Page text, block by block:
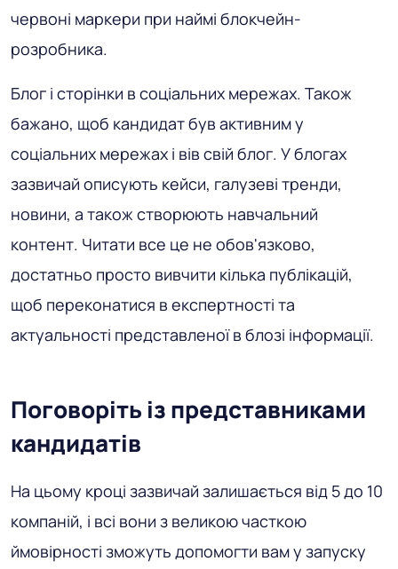
червоні маркери при наймі блокчейн-
розробника.
Блог і сторінки в соціальних мережах. Також
бажано, щоб кандидат був активним у
соціальних мережах і вів свій блог. У блогах
зазвичай описують кейси, галузеві тренди,
новини, а також створюють навчальний
контент. Читати все це не обов'язково,
достатньо просто вивчити кілька публікацій,
щоб переконатися в експертності та
актуальності представленої в блозі інформації.
Поговоріть із представниками
кандидатів
На цьому кроці зазвичай залишається від 5 до 10
компаній, і всі вони з великою часткою
ймовірності зможуть допомогти вам у запуску